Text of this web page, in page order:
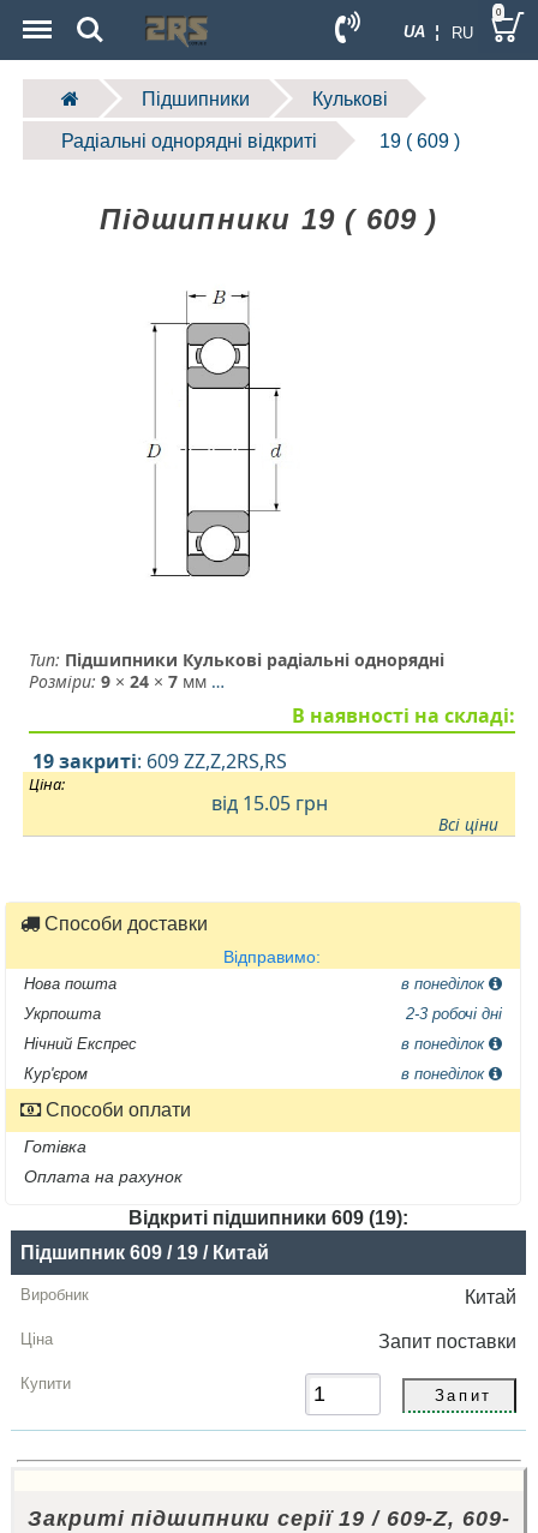
UA ¦ RU
Search 0
Підшипники Кулькові
Радіальні однорядні відкриті 19 ( 609 )
Підшипники 19 ( 609 )
Тип: Підшипники Кулькові радіальні однорядні
Розміри: 9 ×24 ×7 мм …
В наявності на складі:
19 закриті: 609 ZZ,Z,2RS,RS
Ціна:
від 15.05грн
Всі ціни
Способи доставки
Відправимо:
Нова пошта
в понеділок
Укрпошта
2-3 робочі дні
Нічний Експрес
в понеділок
Кур'єром
в понеділок
Способи оплати
Готівка
Оплата на рахунок
Відкриті підшипники 609 (19):
Назва
Виробник
Радіальний
грн
Підшипник 609 / 19 / Китай
Китай
Запит поставки
Закриті підшипники серії 19 / 609-Z, 609-